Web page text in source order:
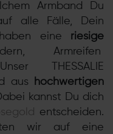
Armband Du
alle Fälle, Dein
eine riesige
,Armreifen
THESSALIE
aus
hochwertigen
kannst Du dich
entscheiden.
wir auf eine